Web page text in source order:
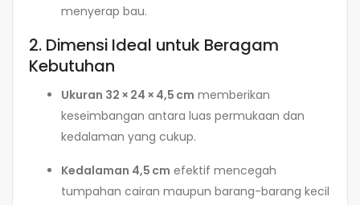
menyerap bau.
2. Dimensi Ideal untuk Beragam
Kebutuhan
Ukuran 32 × 24 × 4,5 cm memberikan
keseimbangan antara luas permukaan dan
kedalaman yang cukup.
Kedalaman 4,5 cm efektif mencegah
tumpahan cairan maupun barang-barang kecil